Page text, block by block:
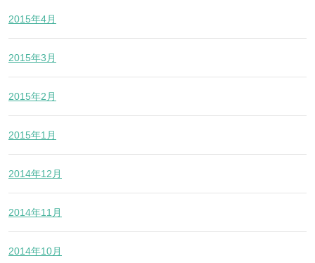
2015年4月
2015年3月
2015年2月
2015年1月
2014年12月
2014年11月
2014年10月